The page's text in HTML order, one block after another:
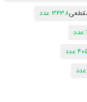
3438 عدد
عدد